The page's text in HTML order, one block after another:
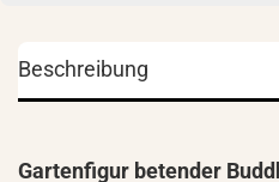
Beschreibung
Gartenfigur betender